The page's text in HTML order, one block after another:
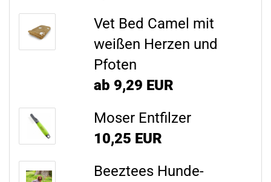
Vet Bed Camel mit
weißen Herzen und
Pfoten
ab 9,29 EUR
Moser Entfilzer
10,25 EUR
Beeztees Hunde-